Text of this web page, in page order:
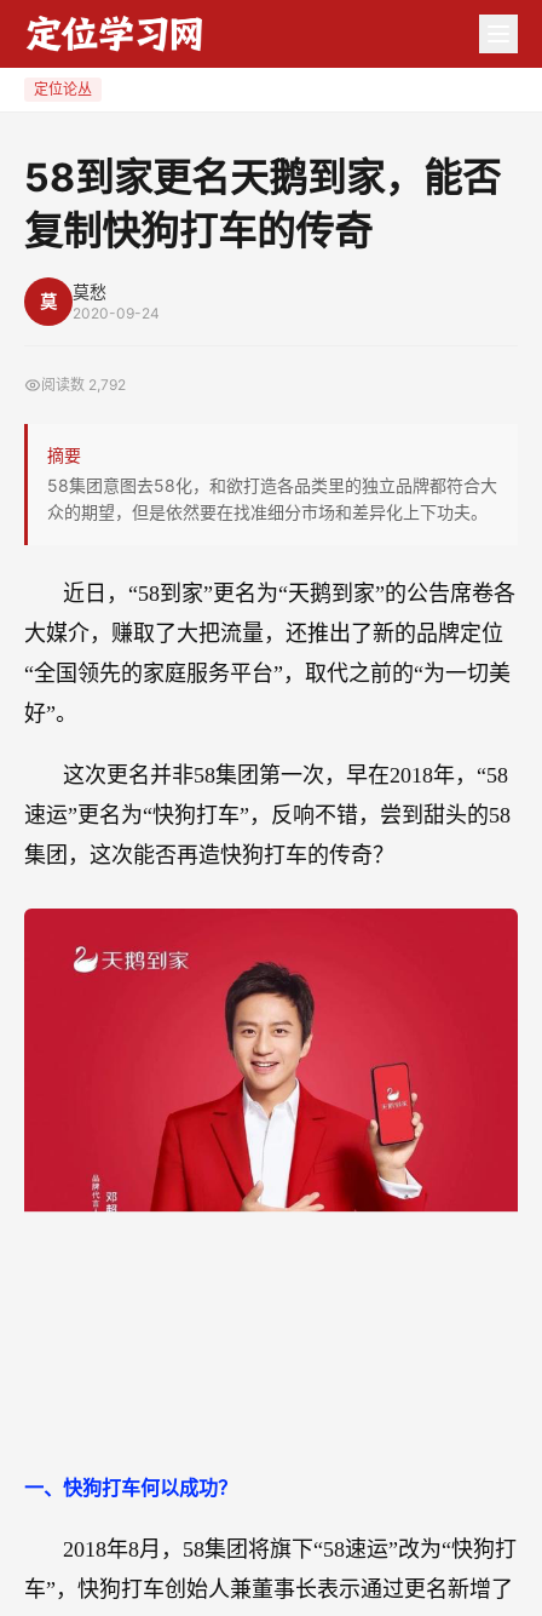
家，
定位论丛
58到家更名天鹅到家，能否
复制快狗打车的传奇
莫 莫愁
2020-09-24
阅读数 2,792
摘要
58集团意图去58化，和欲打造各品类里的独立品牌都符合大
众的期望，但是依然要在找准细分市场和差异化上下功夫。
近日，“58到家”更名为“天鹅到家”的公告席卷各
大媒介，赚取了大把流量，还推出了新的品牌定位
“全国领先的家庭服务平台”，取代之前的“为一切美
好”。
这次更名并非58集团第一次，早在2018年，“58
速运”更名为“快狗打车”，反响不错，尝到甜头的58
集团，这次能否再造快狗打车的传奇？
一、快狗打车何以成功？
2018年8月，58集团将旗下“58速运”改为“快狗打
车”，快狗打车创始人兼董事长表示通过更名新增了